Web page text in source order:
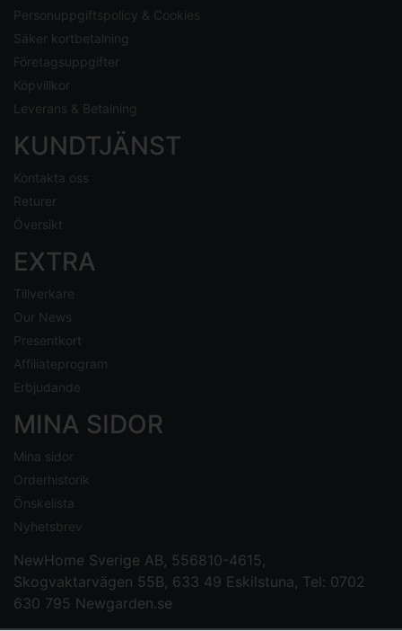
Personuppgiftspolicy & Cookies
Säker kortbetalning
Företagsuppgifter
Köpvillkor
Leverans & Betalning
KUNDTJÄNST
Kontakta oss
Returer
Översikt
EXTRA
Tillverkare
Our News
Presentkort
Affiliateprogram
Erbjudande
MINA SIDOR
Mina sidor
Orderhistorik
Önskelista
Nyhetsbrev
NewHome Sverige AB, 556810-4615,
Skogvaktarvägen 55B, 633 49 Eskilstuna, Tel: 0702
630 795 Newgarden.se